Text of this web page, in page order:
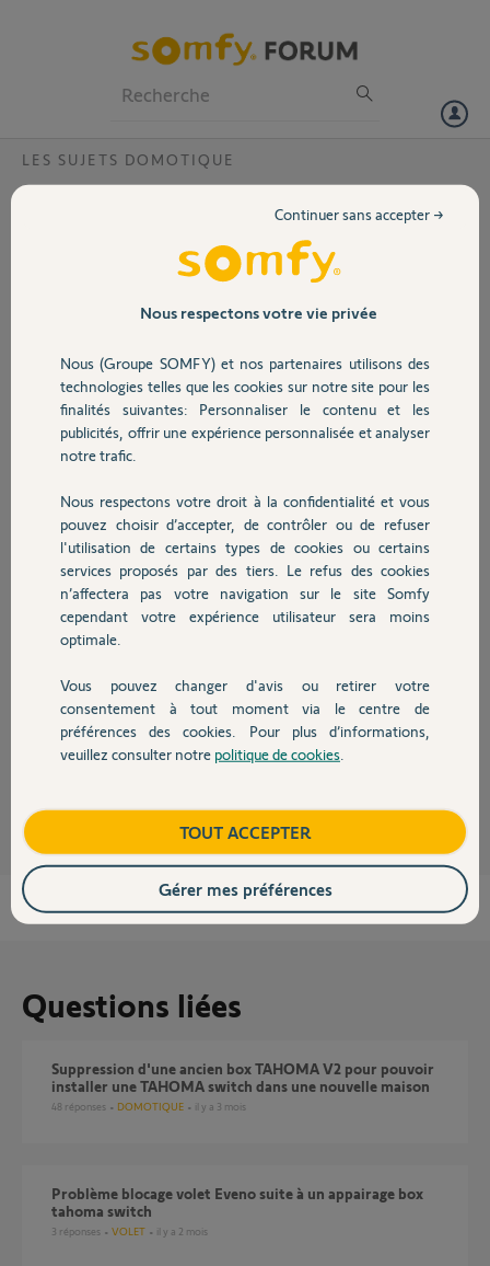
Volet
Sécurité
Domotique
Chauffage
Autres produits
Devis avec un pro
Contact
LES SUJETS DOMOTIQUE
Box Tahoma bloquée du a suppression de
Bonjour, je ne trouve pas pu créé un nouveau sujet mais j'ai activer
mon tahoma avec mon compte pour le tester mais j'ai supprimer
mon compte pour pouvoir installer l'appareil pour mon frère mais je
Voici le code pin : 2112-1585-0452
Merci bonne journée
Stephane
Participer au fil de discussion
Réponses
Ce kit de connectivté n'est pas activé sur nos serveur.
Vous pouvez l'activer dés a présent.
bonne journée.
Questions liées
Suppression d'une ancien box TAHOMA V2 pour pouvoir
installer une TAHOMA switch dans une nouvelle maison
48 réponses DOMOTIQUE il y a 3 mois
Problème blocage volet Eveno suite à un appairage box
tahoma switch
3 réponses VOLET il y a 2 mois
Nous respectons votre vie privée
Nous (Groupe SOMFY) et nos partenaires utilisons des
technologies telles que les cookies sur notre site pour les
finalités suivantes: Personnaliser le contenu et les
publicités, offrir une expérience personnalisée et analyser
notre trafic.
Nous respectons votre droit à la confidentialité et vous
pouvez choisir d’accepter, de contrôler ou de refuser
l'utilisation de certains types de cookies ou certains
services proposés par des tiers. Le refus des cookies
n’affectera pas votre navigation sur le site Somfy
cependant votre expérience utilisateur sera moins
optimale.
Vous pouvez changer d'avis ou retirer votre
consentement à tout moment via le centre de
préférences des cookies. Pour plus d’informations,
veuillez consulter notre politique de cookies
Continuer sans accepter →
TOUT ACCEPTER
Gérer mes préférences